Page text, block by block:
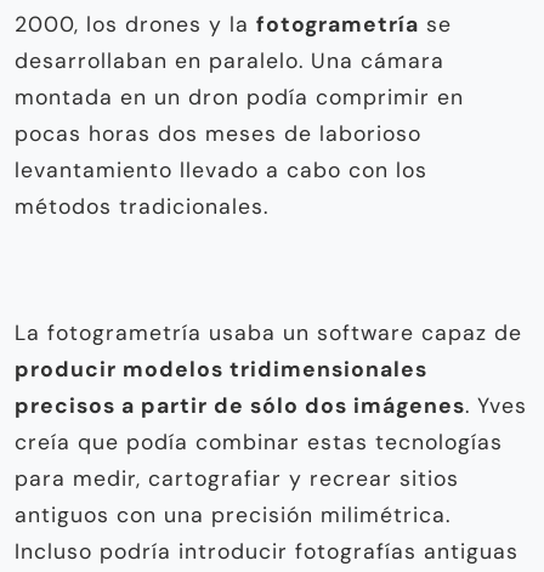
2000, los drones y la fotogrametría se
desarrollaban en paralelo. Una cámara
montada en un dron podía comprimir en
pocas horas dos meses de laborioso
levantamiento llevado a cabo con los
métodos tradicionales.
La fotogrametría usaba un software capaz de
producir modelos tridimensionales
precisos a partir de sólo dos imágenes. Yves
creía que podía combinar estas tecnologías
para medir, cartografiar y recrear sitios
antiguos con una precisión milimétrica.
Incluso podría introducir fotografías antiguas